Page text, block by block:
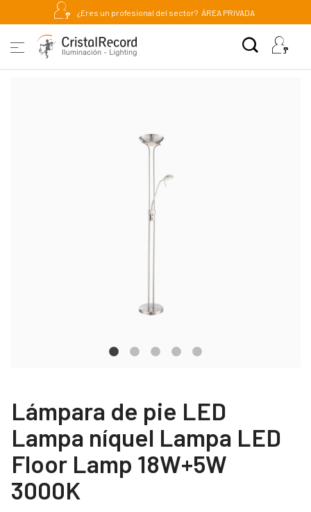
¿Eres un profesional del sector? ÁREA PRIVADA
Lámpara de pie LED
Lampa níquel Lampa LED
Floor Lamp 18W+5W
3000K